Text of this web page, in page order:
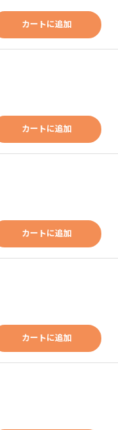
カートに追加
カートに追加
カートに追加
カートに追加